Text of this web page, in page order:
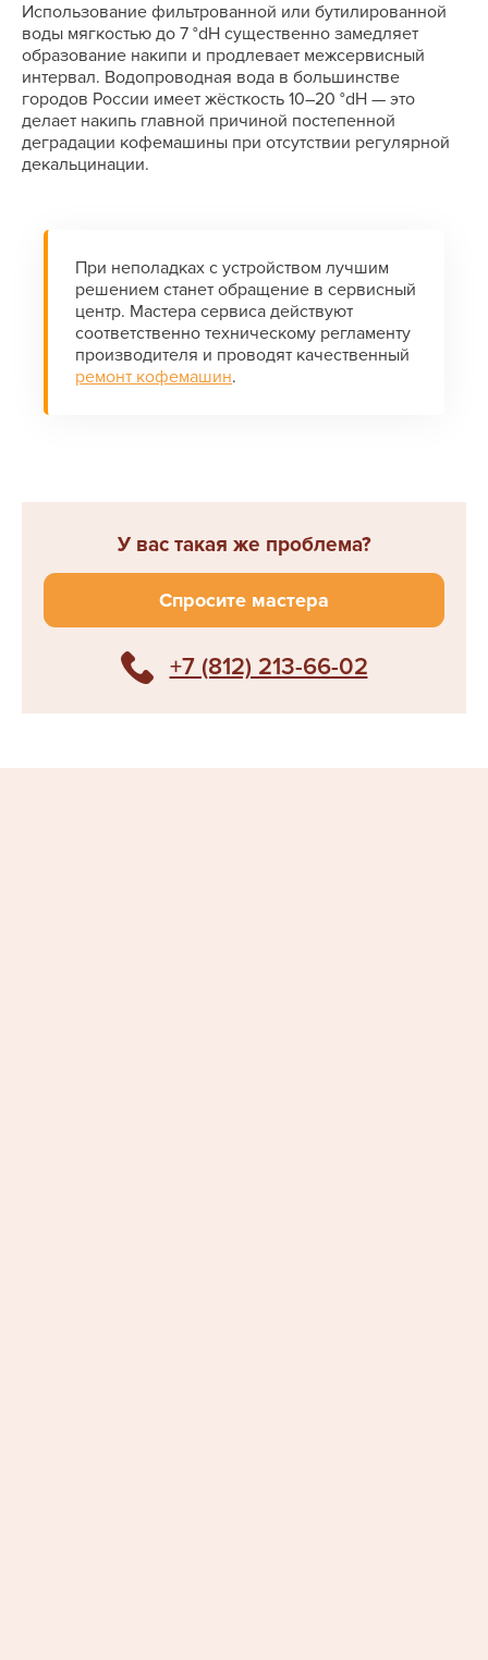
Использование фильтрованной или бутилированной
воды мягкостью до 7 °dH существенно замедляет
образование накипи и продлевает межсервисный
интервал. Водопроводная вода в большинстве
городов России имеет жёсткость 10–20 °dH — это
делает накипь главной причиной постепенной
деградации кофемашины при отсутствии регулярной
декальцинации.
При неполадках с устройством лучшим
решением станет обращение в сервисный
центр. Мастера сервиса действуют
соответственно техническому регламенту
производителя и проводят качественный
ремонт кофемашин.
У вас такая же проблема?
Спросите мастера
+7 (812) 213-66-02